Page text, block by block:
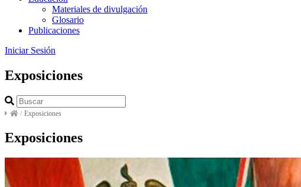
Materiales de divulgación
Glosario
Publicaciones
Iniciar Sesión
Exposiciones
/ Exposiciones
Exposiciones